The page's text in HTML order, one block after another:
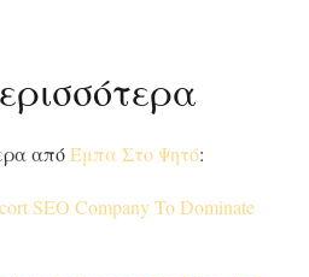
απόΈμπα Στο Ψητό:
SEO Company To Dominate